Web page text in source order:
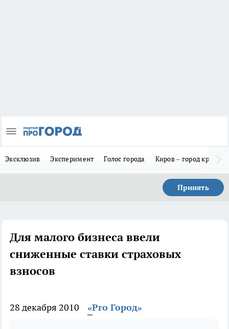
Эксклюзив Эксперимент Голос города Киров – город
Принять
Для малого бизнеса ввели
сниженные ставки страховых
взносов
28 декабря 2010 «Pro Город»